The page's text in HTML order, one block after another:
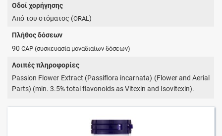
Οδοί χορήγησης
Από του στόματος (ORAL)
Πλήθος δόσεων
90CAP (συσκευασία μοναδιαίων δόσεων)
Λοιπές πληροφορίες
Passion Flower Extract (Passiflora incarnata) (Flower and Aerial
Parts) (min. 3.5% total flavonoids as Vitexin and Isovitexin).